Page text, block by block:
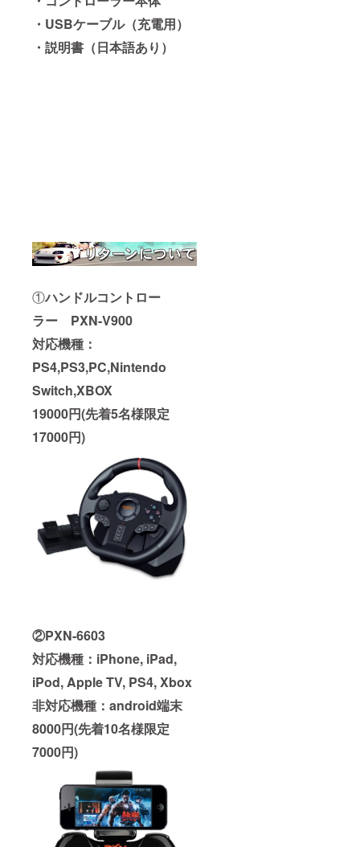
・USBケーブル（充電用）
・説明書（日本語あり）
①ハンドルコントロー
ラー
PXN-V900
対応機種：
PS4,PS3,PC,Nintendo
Switch,XBOX
19000円(先着5名様限定
17000円)
②PXN-6603
対応機種：iPhone, iPad,
iPod, Apple TV, PS4, Xbox
非対応機種：android端末
8000円(先着10名様限定
7000円)